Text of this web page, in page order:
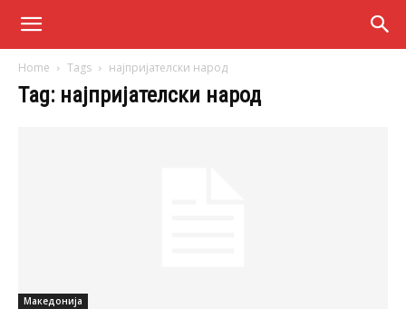
Home Tags најпријателски народ
Tag: најпријателски народ
Македонија